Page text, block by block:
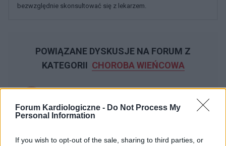
Forum Kardiologiczne - Do Not Process My
Personal Information
If you wish to opt-out of the sale, sharing to third parties, or
bezwzględnie skonsultować się z lekarzem.
POWIĄZANE DYSKUSJE NA FORUM Z
KATEGORII CHOROBA WIEŃCOWA
Forum:
Profilaktyka
EKG i QT